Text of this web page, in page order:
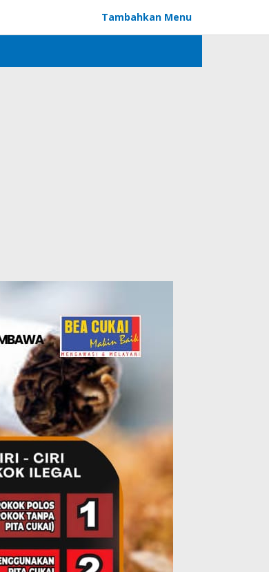
Tambahkan Menu